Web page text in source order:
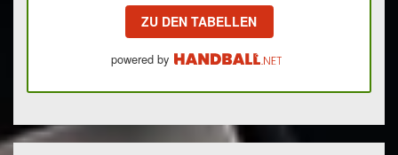
ZU DEN TABELLEN
powered by